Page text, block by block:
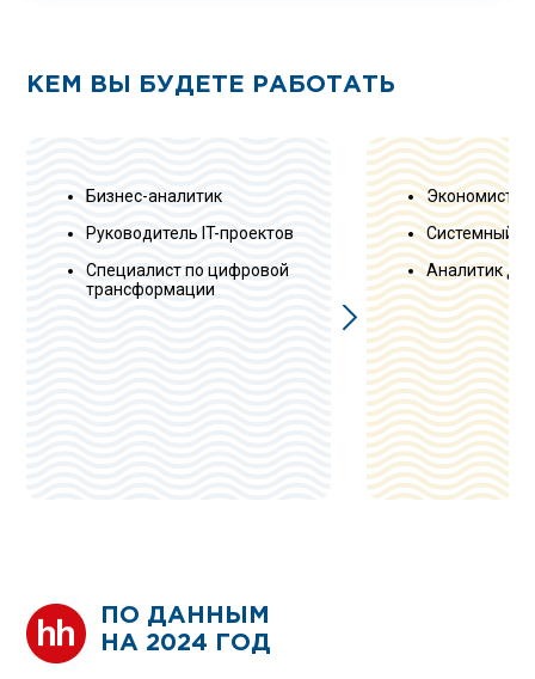
КЕМ ВЫ БУДЕТЕ РАБОТАТЬ
Бизнес-аналитик
Руководитель IT-проектов
Специалист по цифровой
трансформации
Экономист-
Системный
Аналитик
ПО ДАННЫМ
НА 2024 ГОД